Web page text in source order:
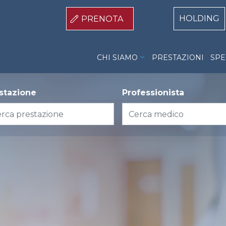
PRENOTA
Centri
HOLDING
CHI SIAMO PRESTAZIONI
Professionista